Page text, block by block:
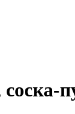
соска-